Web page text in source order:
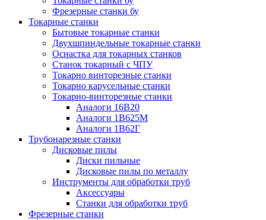
Фрезерные станки бу
Токарные станки
Бытовые токарные станки
Двухшпиндельные токарные станки
Оснастка для токарных станков
Станок токарный с ЧПУ
Токарно винторезные станки
Токарно карусельные станки
Токарно-винторезные станки
Аналоги 16В20
Аналоги 1В625М
Аналоги 1В62Г
Трубонарезные станки
Дисковые пилы
Диски пильные
Дисковые пилы по металлу
Инструменты для обработки труб
Аксессуары
Станки для обработки труб
Фрезерные станки